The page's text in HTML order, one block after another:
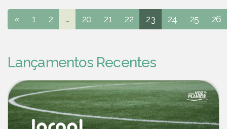
« 1 2 ... 20 21 22 23 24 25 26
Lançamentos Recentes